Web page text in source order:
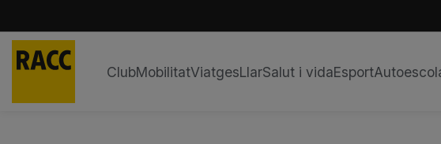
ClubMobilitatViatgesLlarSalut i vidaEsport